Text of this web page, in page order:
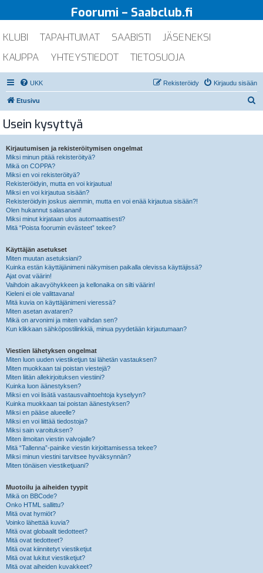
Foorumi – Saabclub.fi
KLUBI TAPAHTUMAT SAABISTI
JÄSENEKSI
KAUPPA
YHTEYSTIEDOT TIETOSUOJA
UKK Kirjaudu sisään
Rekisteröidy
Etusivu
Usein kysyttyä
Kirjautumisen ja rekisteröitymisen ongelmat
Miksi minun pitää rekisteröityä?
Mikä on COPPA?
Miksi en voi rekisteröityä?
Rekisteröidyin, mutta en voi kirjautua!
Miksi en voi kirjautua sisään?
Rekisteröidyin joskus aiemmin, mutta en voi enää kirjautua sisään?!
Olen hukannut salasanani!
Miksi minut kirjataan ulos automaattisesti?
Mitä “Poista foorumin evästeet” tekee?
Käyttäjän asetukset
Miten muutan asetuksiani?
Kuinka estän käyttäjänimeni näkymisen paikalla olevissa käyttäjissä?
Ajat ovat väärin!
Vaihdoin aikavyöhykkeen ja kellonaika on silti väärin!
Kieleni ei ole valittavana!
Mitä kuvia on käyttäjänimeni vieressä?
Miten asetan avataren?
Mikä on arvonimi ja miten vaihdan sen?
Kun klikkaan sähköpostilinkkiä, minua pyydetään kirjautumaan?
Viestien lähetyksen ongelmat
Miten luon uuden viestiketjun tai lähetän vastauksen?
Miten muokkaan tai poistan viestejä?
Miten liitän allekirjoituksen viestiini?
Kuinka luon äänestyksen?
Miksi en voi lisätä vastausvaihtoehtoja kyselyyn?
Kuinka muokkaan tai poistan äänestyksen?
Miksi en pääse alueelle?
Miksi en voi liittää tiedostoja?
Miksi sain varoituksen?
Miten ilmoitan viestin valvojalle?
Mitä “Tallenna”-painike viestin kirjoittamisessa tekee?
Miksi minun viestini tarvitsee hyväksynnän?
Miten tönäisen viestiketjuani?
Muotoilu ja aiheiden tyypit
Mikä on BBCode?
Onko HTML sallittu?
Mitä ovat hymiöt?
Voinko lähettää kuvia?
Mitä ovat globaalit tiedotteet?
Mitä ovat tiedotteet?
Mitä ovat kiinnitetyt viestiketjut
Mitä ovat lukitut viestiketjut?
Mitä ovat aiheiden kuvakkeet?